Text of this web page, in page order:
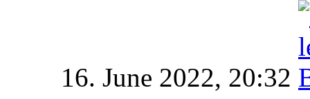
16. June 2022, 20:32